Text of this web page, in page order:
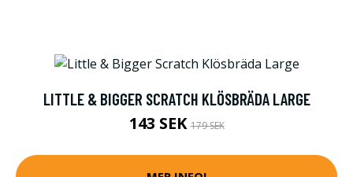
LITTLE & BIGGER SCRATCH KLÖSBRÄDA LARGE
143 SEK179 SEK